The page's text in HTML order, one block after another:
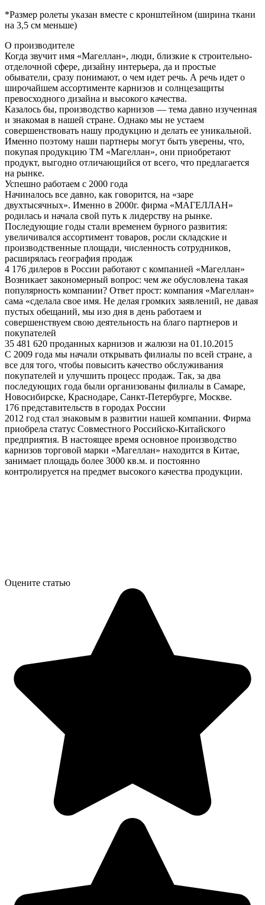
*Размер ролеты указан вместе с кронштейном (ширина ткани
на 3,5 см меньше)
О производителе
Когда звучит имя «Магеллан», люди, близкие к строительно-
отделочной сфере, дизайну интерьера, да и простые
обыватели, сразу понимают, о чем идет речь. А речь идет о
широчайшем ассортименте карнизов и солнцезащиты
превосходного дизайна и высокого качества.
Казалось бы, производство карнизов — тема давно изученная
и знакомая в нашей стране. Однако мы не устаем
совершенствовать нашу продукцию и делать ее уникальной.
Именно поэтому наши партнеры могут быть уверены, что,
покупая продукцию ТМ «Магеллан», они приобретают
продукт, выгодно отличающийся от всего, что предлагается
на рынке.
Успешно работаем с 2000 года
Начиналось все давно, как говорится, на «заре
двухтысячных». Именно в 2000г. фирма «МАГЕЛЛАН»
родилась и начала свой путь к лидерству на рынке.
Последующие годы стали временем бурного развития:
увеличивался ассортимент товаров, росли складские и
производственные площади, численность сотрудников,
расширялась география продаж
4 176 дилеров в России работают с компанией «Магеллан»
Возникает закономерный вопрос: чем же обусловлена такая
популярность компании? Ответ прост: компания «Магеллан»
сама «сделала свое имя. Не делая громких заявлений, не давая
пустых обещаний, мы изо дня в день работаем и
совершенствуем свою деятельность на благо партнеров и
покупателей
35 481 620 проданных карнизов и жалюзи на 01.10.2015
С 2009 года мы начали открывать филиалы по всей стране, а
все для того, чтобы повысить качество обслуживания
покупателей и улучшить процесс продаж. Так, за два
последующих года были организованы филиалы в Самаре,
Новосибирске, Краснодаре, Санкт-Петербурге, Москве.
176 представительств в городах России
2012 год стал знаковым в развитии нашей компании. Фирма
приобрела статус Совместного Российско-Китайского
предприятия. В настоящее время основное производство
карнизов торговой марки «Магеллан» находится в Китае,
занимает площадь более 3000 кв.м. и постоянно
контролируется на предмет высокого качества продукции.
Оцените статью